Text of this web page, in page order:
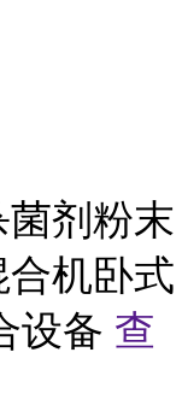
剂粉末
机卧式
设备 查